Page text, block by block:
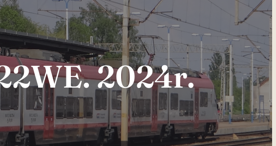
2024r.